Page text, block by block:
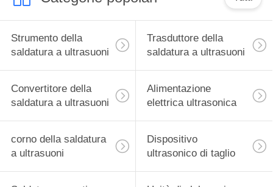
Strumento della
saldatura a ultrasuoni
Trasduttore della
saldatura a ultrasuoni
Convertitore della
saldatura a ultrasuoni
Alimentazione
elettrica ultrasonica
corno della saldatura
a ultrasuoni
Dispositivo
ultrasonico di taglio